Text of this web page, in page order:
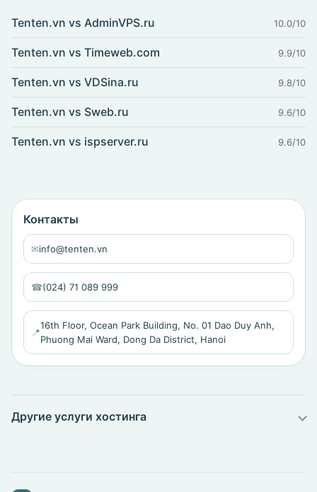
Tenten.vn vs AdminVPS.ru 10.0/10
Tenten.vn vs Timeweb.com 9.9/10
Tenten.vn vs VDSina.ru 9.8/10
Tenten.vn vs Sweb.ru 9.6/10
Tenten.vn vs ispserver.ru 9.6/10
Контакты
✉info@tenten.vn
☎(024) 71 089 999
📍
16th Floor, Ocean Park Building, No. 01 Dao Duy Anh,
Phuong Mai Ward, Dong Da District, Hanoi
Другие услуги хостинга